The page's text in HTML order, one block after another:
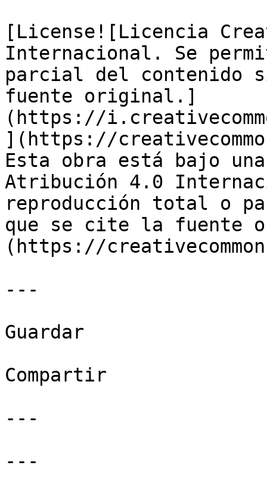
[License![Licencia
Internacional. Se
parcial del contenido
fuente original.]
(https://
](https://
Esta obra está bajo
Atribución 4.0
reproducción total o
que se cite la fuente
(https://
---
Guardar
Compartir
---
---